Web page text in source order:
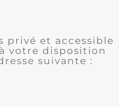
privé et accessible
votre disposition
suivante :